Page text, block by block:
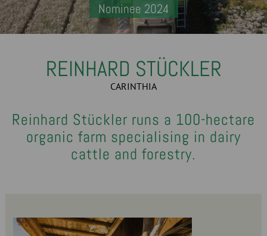
Nominee 2024
REINHARD STÜCKLER
CARINTHIA
Reinhard Stückler runs a 100-hectare
organic farm specialising in dairy
cattle and forestry.